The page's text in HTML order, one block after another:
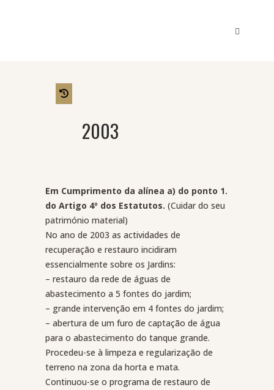
2003
Em Cumprimento da alínea a) do ponto 1.
do Artigo 4º dos Estatutos. (Cuidar do seu
património material)
No ano de 2003 as actividades de
recuperação e restauro incidiram
essencialmente sobre os Jardins:
– restauro da rede de águas de
abastecimento a 5 fontes do jardim;
– grande intervenção em 4 fontes do jardim;
– abertura de um furo de captação de água
para o abastecimento do tanque grande.
Procedeu-se à limpeza e regularização de
terreno na zona da horta e mata.
Continuou-se o programa de restauro de